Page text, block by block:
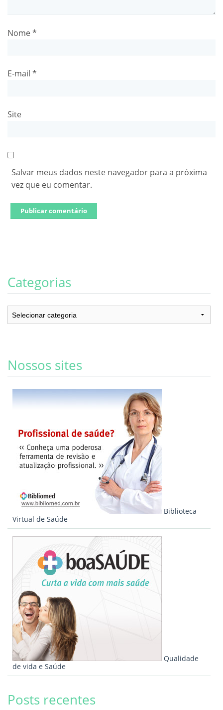
Nome*
E-mail *
Site
Salvar meus dados neste navegador para a próxima
vez que eu comentar.
Categorias
Categorias
Nossos sites
Biblioteca
Virtual de Saúde
Qualidade
de vida e Saúde
Posts recentes